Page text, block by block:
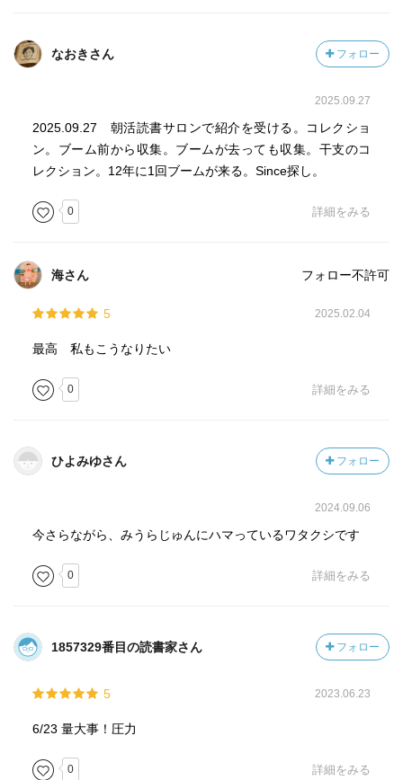
なおきさん フォロー
2025.09.27
2025.09.27 朝活読書サロンで紹介を受ける。コレクショ
ン。ブーム前から収集。ブームが去っても収集。干支のコ
レクション。12年に1回ブームが来る。Since探し。
0 詳細をみる
海さん フォロー不許可
5 2025.02.04
最高 私もこうなりたい
0 詳細をみる
ひよみゆさん フォロー
2024.09.06
今さらながら、みうらじゅんにハマっているワタクシです
0 詳細をみる
1857329番目の読書家さん フォロー
5 2023.06.23
6/23 量大事！圧力
0 詳細をみる